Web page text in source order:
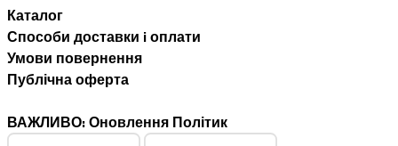
Каталог
Способи доставки i оплати
Умови повернення
Публічна оферта
ВАЖЛИВО: Оновлення Політик